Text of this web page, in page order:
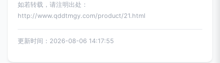
如若转载，请注明出处：
http://www.qddtmgy.com/product/21.html
更新时间：2026-08-06 14:17:55